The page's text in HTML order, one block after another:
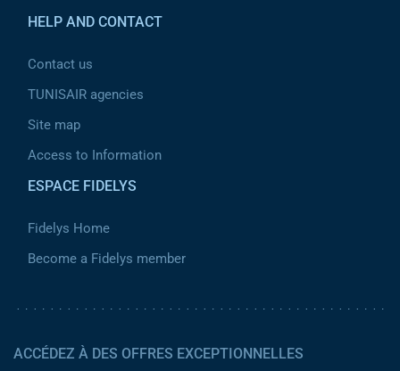
HELP AND CONTACT
Contact us
TUNISAIR agencies
Site map
Access to Information
ESPACE FIDELYS
Fidelys Home
Become a Fidelys member
ACCÉDEZ À DES OFFRES EXCEPTIONNELLES